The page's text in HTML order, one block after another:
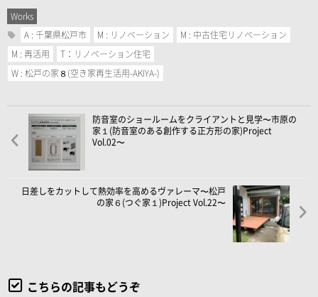
Works
A : 千葉県松戸市 M : リノベーション M : 中古住宅リノベーション
M : 再活用 T：リノベーション住宅
W : 松戸の家８(空き家再生活用-AKIYA-)
防音室のショールームをクライアントと見学〜市原の
家１(防音室のある創作する正方形の家)Project
Vol.02〜
日差しをカットして熱効率を高めるヴァレーマ〜松戸
の家６(つぐ家１)Project Vol.22〜
こちらの記事もどうぞ